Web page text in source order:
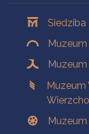
Siedziba
Muzeum
Muzeum